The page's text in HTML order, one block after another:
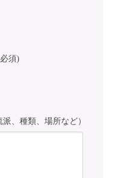
須)
、種類、場所など）